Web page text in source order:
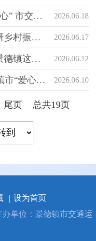
2026.06.18
驾驶员“亮态度” 乘客“更安心” 市交通运输局打通出租汽车行业监管“最后一...
2026.06.17
市交通运输局赴茶培村调研乡村振兴并开展节前慰问
2026.06.12
非法营运、违规揽客……景德镇这些交通运输违法车辆被曝光
2026.06.10
关于表扬参与2026年景德镇市“爱心送考·交通护航”志愿服务活动的巡游出租汽车驾...
尾页 总共19页
| 设为首页
办单位：景德镇市交通运